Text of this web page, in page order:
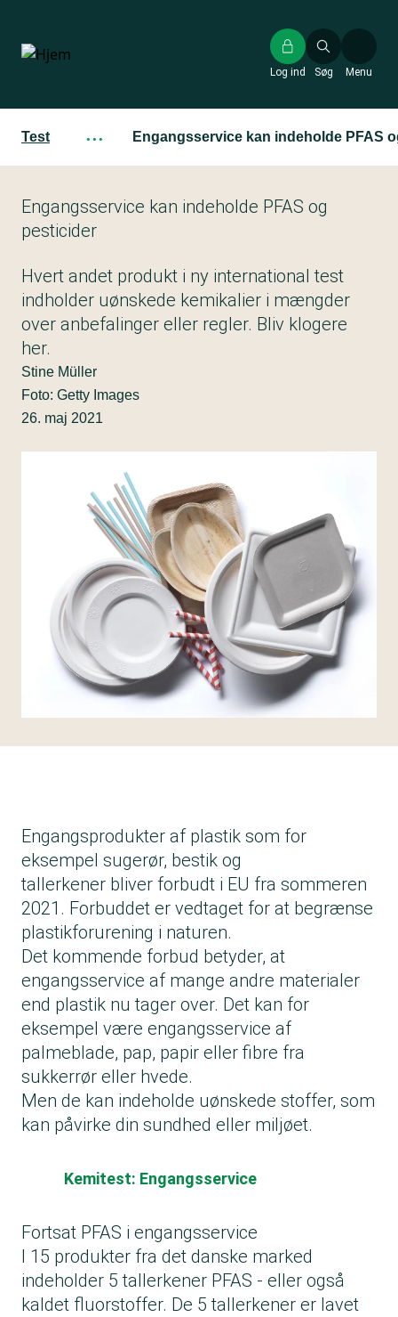
hovedindhold
Søg
Log ind Menu
Test ··· Engangsservice kan indeholde PFAS
Engangsservice kan indeholde PFAS og
pesticider
Hvert andet produkt i ny international test
indholder uønskede kemikalier i mængder
over anbefalinger eller regler. Bliv klogere
her.
Stine Müller
Foto: Getty Images
26. maj 2021
Engangsprodukter af plastik som for
eksempel sugerør, bestik og
tallerkener bliver forbudt i EU fra sommeren
2021. Forbuddet er vedtaget for at begrænse
plastikforurening i naturen.
Det kommende forbud betyder, at
engangsservice af mange andre materialer
end plastik nu tager over. Det kan for
eksempel være engangsservice af
palmeblade, pap, papir eller fibre fra
sukkerrør eller hvede.
Men de kan indeholde uønskede stoffer, som
kan påvirke din sundhed eller miljøet.
Kemitest: Engangsservice
Fortsat PFAS i engangsservice
I 15 produkter fra det danske marked
indeholder 5 tallerkener PFAS - eller også
kaldet fluorstoffer. De 5 tallerkener er lavet